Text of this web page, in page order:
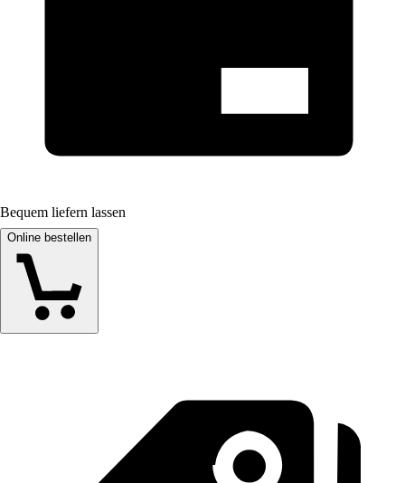
Bequem liefern lassen
Online bestellen